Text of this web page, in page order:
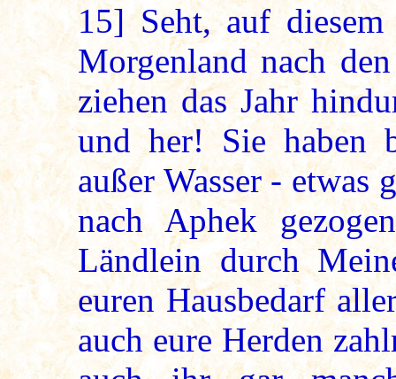
15] Seht, auf diesem
Morgenland nach
ziehen das Jahr
und her! Sie haben
außer Wasser - etwas
nach Aphek
Ländlein durch
euren Hausbedarf
auch eure Herden